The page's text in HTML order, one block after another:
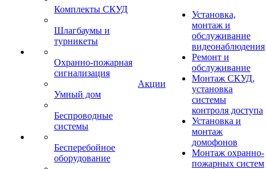
Комплекты СКУД
Шлагбаумы и
турникеты
Охранно-пожарная
сигнализация
Умный дом
Беспроводные
системы
Бесперебойное
оборудование
Акции
Установка,
монтаж и
обслуживание
видеонаблюдения
Ремонт и
обслуживание
Монтаж СКУД,
установка
системы
контроля доступа
Установка и
монтаж
домофонов
Монтаж охранно-
пожарных систем